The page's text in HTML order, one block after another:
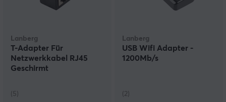
Lanberg
T-Adapter Für
Netzwerkkabel RJ45
Geschirmt
(5)
Lanberg
USB Wifi Adapter -
1200Mb/s
(2)